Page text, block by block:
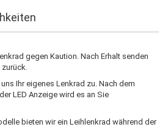
gegen Kaution. Nach Erhalt senden
Ihr eigenes Lenkrad zu. Nach dem
LED Anzeige wird es an Sie
bieten wir ein Leihlenkrad während der